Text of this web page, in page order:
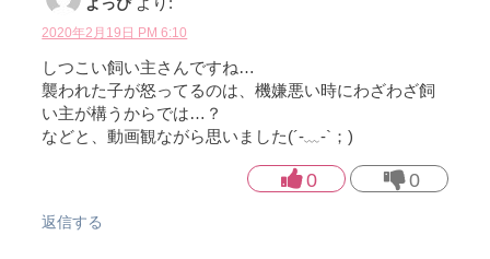
2020年2月19日 PM 6:10
しつこい飼い主さんですね…
襲われた子が怒ってるのは、機嫌悪い時にわざわざ飼
い主が構うからでは…？
などと、動画観ながら思いました(´-﹏-`；)
0 0
返信する